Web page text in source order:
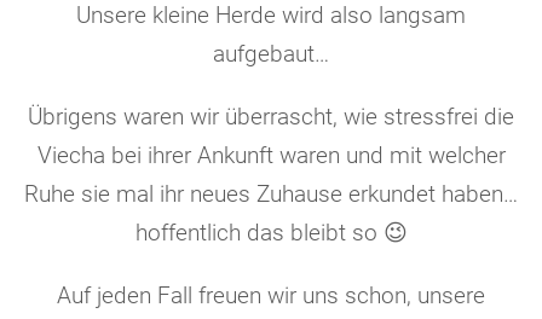
Unsere kleine Herde wird also langsam
aufgebaut…
Übrigens waren wir überrascht, wie stressfrei die
Viecha bei ihrer Ankunft waren und mit welcher
Ruhe sie mal ihr neues Zuhause erkundet haben…
hoffentlich das bleibt so 😉
Auf jeden Fall freuen wir uns schon, unsere